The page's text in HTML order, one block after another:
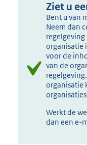
Ziet u
Bent u van
Neem dan
organisatie
voor de
van de
organisatie
Werkt de
dan een e-